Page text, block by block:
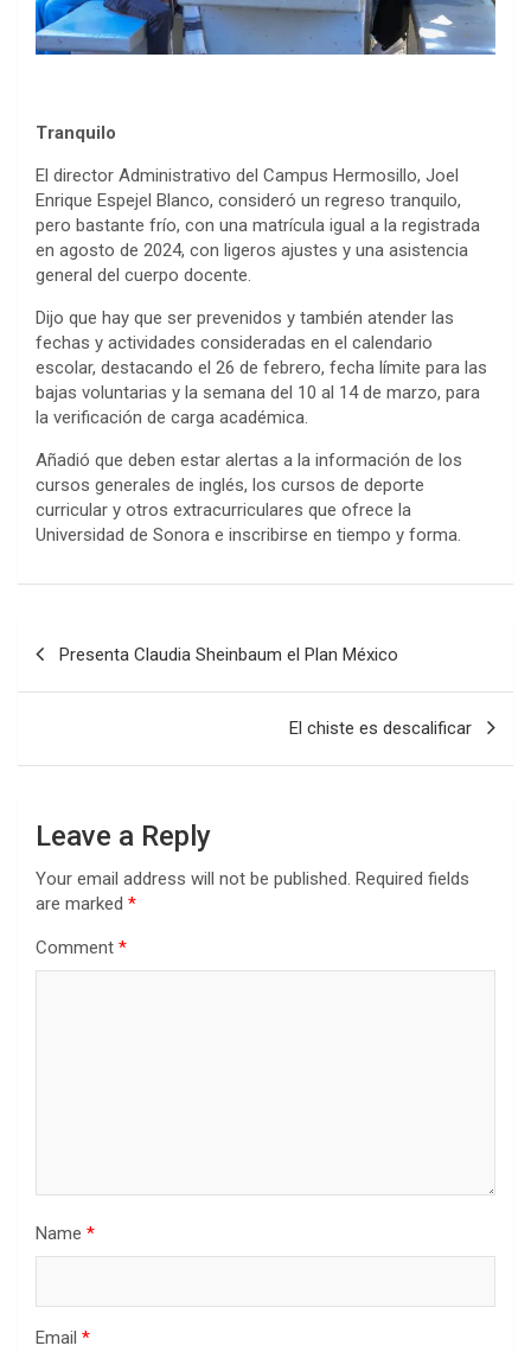
Tranquilo
El director Administrativo del Campus Hermosillo, Joel
Enrique Espejel Blanco, consideró un regreso tranquilo,
pero bastante frío, con una matrícula igual a la registrada
en agosto de 2024, con ligeros ajustes y una asistencia
general del cuerpo docente.
Dijo que hay que ser prevenidos y también atender las
fechas y actividades consideradas en el calendario
escolar, destacando el 26 de febrero, fecha límite para las
bajas voluntarias y la semana del 10 al 14 de marzo, para
la verificación de carga académica.
Añadió que deben estar alertas a la información de los
cursos generales de inglés, los cursos de deporte
curricular y otros extracurriculares que ofrece la
Universidad de Sonora e inscribirse en tiempo y forma.
Presenta Claudia Sheinbaum el Plan México
El chiste es descalificar
Leave a Reply
Your email address will not be published. Required fields
are marked *
Comment *
Name *
Email *